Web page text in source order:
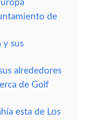
de
y sus
alrededores
de Golf
esta de Los